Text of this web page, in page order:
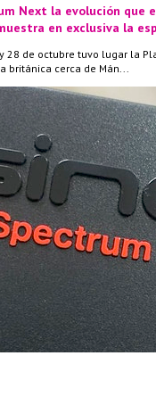
Next la evolución que
en exclusiva la
28 de octubre tuvo lugar la
británica cerca de Mán...